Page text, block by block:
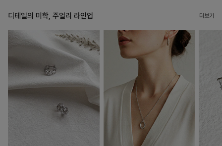
디테일의 미학, 주얼리 라인업 더보기